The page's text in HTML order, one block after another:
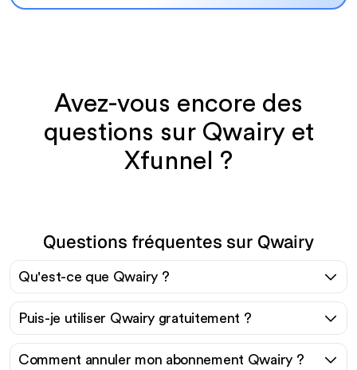
Avez-vous encore des
questions sur Qwairy et
Xfunnel ?
Questions fréquentes sur Qwairy
Qu'est-ce que Qwairy ?
Puis-je utiliser Qwairy gratuitement ?
Comment annuler mon abonnement Qwairy ?